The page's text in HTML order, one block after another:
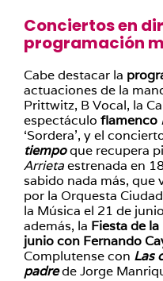
Conciertos en
programación
Cabe destacar la
actuaciones de la
Prittwitz, B Vocal, la
espectáculo flamenco
‘Sordera’, y el
tiempoque recupera
Arrietaestrenada en
sabido nada más, que
por la Orquesta
la Música el 21 de
además, la Fiesta de
junio con Fernando
Complutense con Las
padrede Jorge